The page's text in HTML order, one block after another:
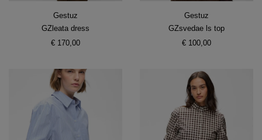
Gestuz
GZleata dress
€ 170,00
Gestuz
GZsvedae ls top
€ 100,00